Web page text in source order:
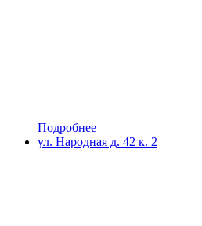
Подробнее
ул. Народная д. 42 к. 2